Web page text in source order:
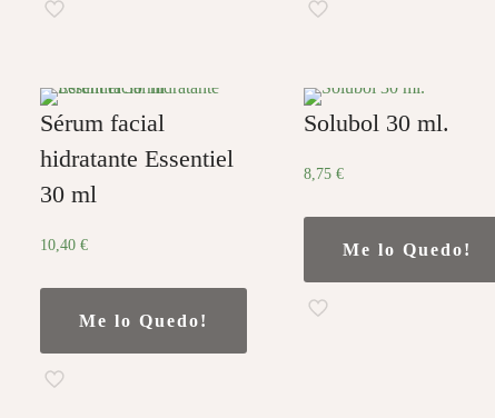
Sérum facial
hidratante Essentiel
30 ml
10,40 €
Me lo Quedo!
Solubol 30 ml.
8,75 €
Me lo Quedo!